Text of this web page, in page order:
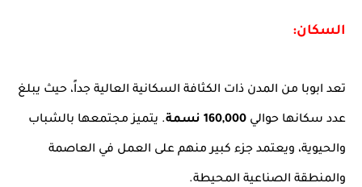
السكان:
تعد ابوبا من المدن ذات الكثافة السكانية العالية جداً، حيث يبلغ
عدد سكانها حوالي 160,000 نسمة . يتميز مجتمعها بالشباب
والحيوية، ويعتمد جزء كبير منهم على العمل في العاصمة
والمنطقة الصناعية المحيطة.